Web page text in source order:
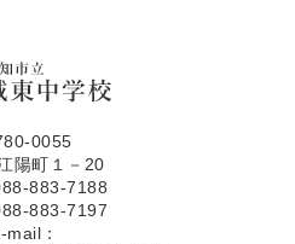
0055
陽町１－20
883-7188
883-7197
mail：